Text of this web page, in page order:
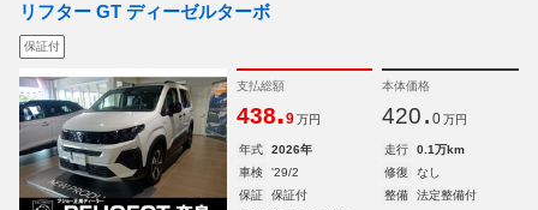
リフター GT ディーゼルターボ
保証付
支払総額
438.9 万円
本体価格
420. 0 万円
年式 2026年 走行
0.1万km
車検
'29/2 修復
なし
保証
保証付 整備
法定整備付